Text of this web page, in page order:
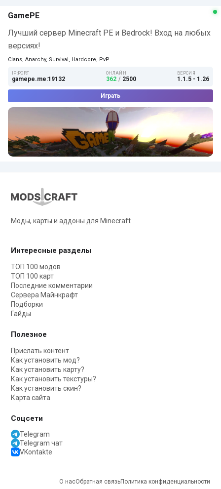
GamePE
Лучший сервер Minecraft PE и Bedrock! Вход на любых
версиях!
Clans, Anarchy, Survival, Hardcore, PvP
IP:PORT
gamepe.me:19132
ОНЛАЙН
362 / 2500
ВЕРСИЯ
1.1.5 - 1.26
Играть
Моды, карты и аддоны для Minecraft
Интересные разделы
ТОП 100 модов
ТОП 100 карт
Последние комментарии
Сервера Майнкрафт
Подборки
Гайды
Полезное
Прислать контент
Как установить мод?
Как установить карту?
Как установить текстуры?
Как установить скин?
Карта сайта
Соцсети
Telegram
Telegram чат
VKontakte
О насОбратная связьПолитика конфиденциальности